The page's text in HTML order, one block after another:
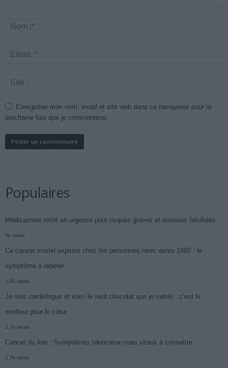
Enregistrer mon nom, email et site web dans ce navigateur pour la
prochaine fois que je commenterai.
Populaires
Médicament retiré en urgence pour risques graves et données falsifiées
3k views
Ce cancer mortel explose chez les personnes nées après 1980 : le
symptôme à repérer
1.9k views
Je suis cardiologue et voici le seul chocolat que je valide : c’est le
meilleur pour le cœur
1.7k views
Cancer du foie : Symptômes silencieux mais vitaux à connaître
1.7k views